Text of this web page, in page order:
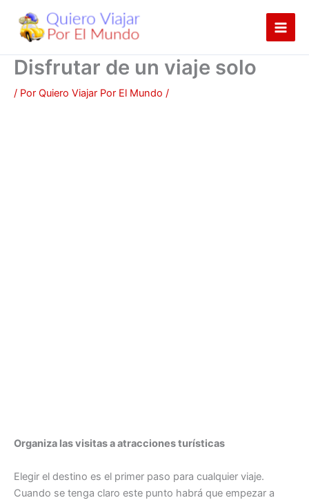
contenido
Disfrutar de un viaje solo
/ Por Quiero Viajar Por El Mundo /
Organiza las visitas a atracciones turísticas
Elegir el destino es el primer paso para cualquier viaje.
Cuando se tenga claro este punto habrá que empezar a